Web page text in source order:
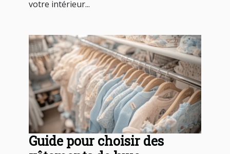
votre intérieur...
Guide pour choisir des